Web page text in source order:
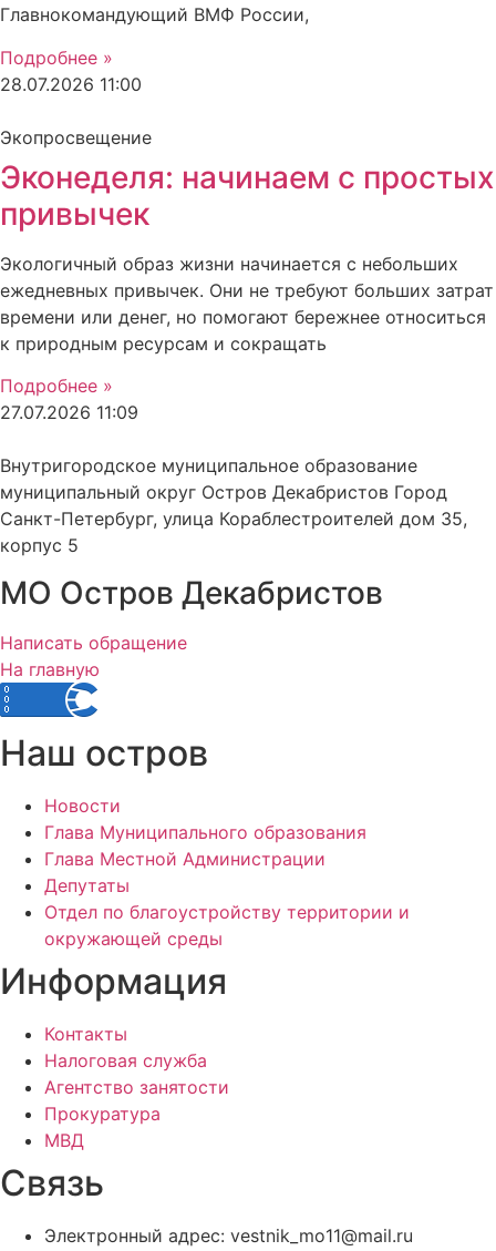
Главнокомандующий ВМФ России,
Подробнее »
28.07.2026 11:00
Экопросвещение
Эконеделя: начинаем с простых
привычек
Экологичный образ жизни начинается с небольших
ежедневных привычек. Они не требуют больших затрат
времени или денег, но помогают бережнее относиться
к природным ресурсам и сокращать
Подробнее »
27.07.2026 11:09
Внутригородское муниципальное образование
муниципальный округ Остров Декабристов Город
Санкт-Петербург, улица Кораблестроителей дом 35,
корпус 5
МО Остров Декабристов
Написать обращение
На главную
Наш остров
Новости
Глава Муниципального образования
Глава Местной Администрации
Депутаты
Отдел по благоустройству территории и
окружающей среды
Информация
Контакты
Налоговая служба
Агентство занятости
Прокуратура
МВД
Связь
Электронный адрес: vestnik_mo11@mail.ru